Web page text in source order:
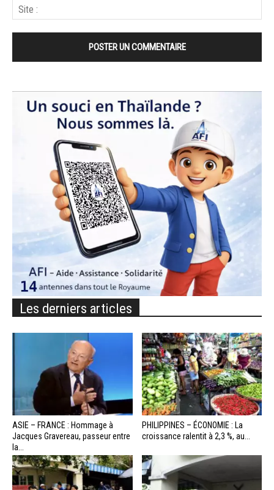
Les derniers articles
ASIE – FRANCE : Hommage à
Jacques Gravereau, passeur entre
la...
PHILIPPINES – ÉCONOMIE : La
croissance ralentit à 2,3 %, au...